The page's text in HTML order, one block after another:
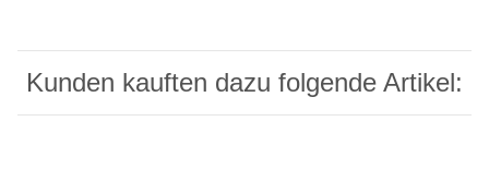
Kunden kauften dazu folgende Artikel: